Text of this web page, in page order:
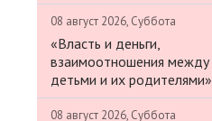
08 август 2026, Суббота
«Власть и деньги,
взаимоотношения между
детьми и их родителями»
08 август 2026, Суббота